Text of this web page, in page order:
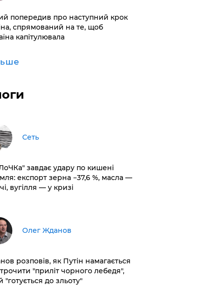
попередив про наступний крок
спрямований на те, щоб
капітулювала
Сеть
завдає удару по кишені
експорт зерна −37,6 %, масла —
вугілля — у кризі
Олег Жданов
розповів, як Путін намагається
"приліт чорного лебедя",
"готується до зльоту"